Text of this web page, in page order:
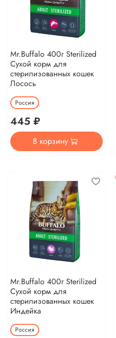
Mr.Buffalo 400г Sterilized
Сухой корм для
стерилизованных кошек
Лосось
Россия
445 ₽
В корзину
Mr.Buffalo 400г Sterilized
Сухой корм для
стерилизованных кошек
Индейка
Россия